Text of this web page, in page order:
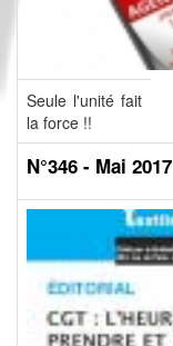
Seule l'unité fait
la force !!
N°346 - Mai 2017